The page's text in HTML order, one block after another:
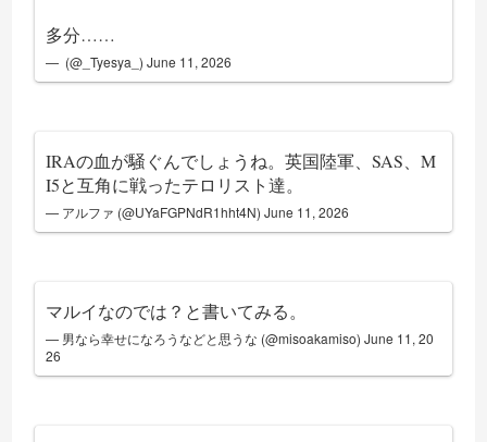
多分……
— ͏ (@_Tyesya_)June 11, 2026
IRAの血が騒ぐんでしょうね。英国陸軍、SAS、M
I5と互角に戦ったテロリスト達。
— アルファ (@UYaFGPNdR1hht4N)June 11, 2026
マルイなのでは？と書いてみる。
— 男なら幸せになろうなどと思うな (@misoakamiso)June 11, 20
26